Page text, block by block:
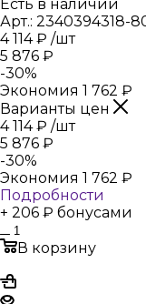
Есть в наличии
Арт.: 2340394318-
4 114₽ /шт
5 876 ₽
-30%
Экономия 1 762 ₽
Варианты цен
4 114₽ /шт
5 876 ₽
-30%
Экономия 1 762 ₽
Подробности
+ 206 ₽ бонусами
В корзину